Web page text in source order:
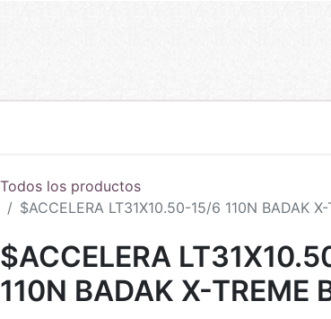
Todos los productos
$ACCELERA LT31X10.50-15/6 110N BADAK
$ACCELERA
110N BADAK X-TREME